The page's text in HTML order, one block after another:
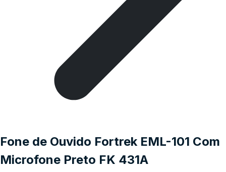
Fone de Ouvido Fortrek EML-101 Com
Microfone Preto FK 431A